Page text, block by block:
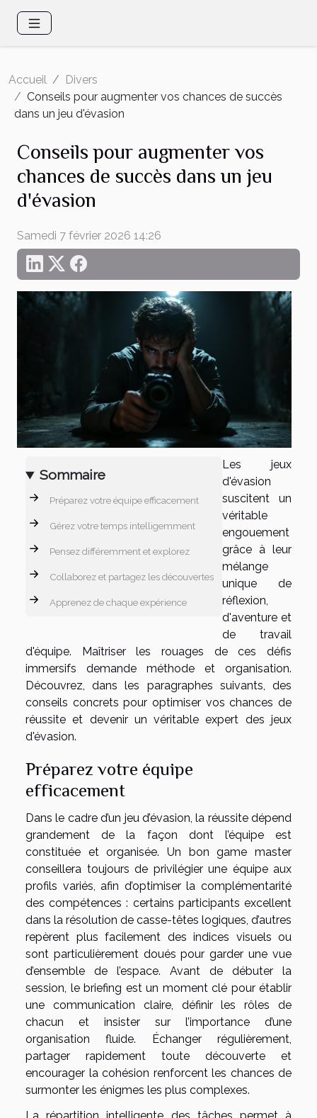
Accueil
Divers
Conseils pour augmenter vos chances de succès
dans un jeu d'évasion
Conseils pour augmenter vos
chances de succès dans un jeu
d'évasion
Samedi 7 février 2026 14:26
Sommaire
Préparez votre équipe efficacement
Gérez votre temps intelligemment
Pensez différemment et explorez
Collaborez et partagez les découvertes
Apprenez de chaque expérience
Les jeux
d'évasion
suscitent un
véritable
engouement
grâce à leur
mélange
unique de
réflexion,
d'aventure et
de travail
d'équipe. Maîtriser les rouages de ces défis
immersifs demande méthode et organisation.
Découvrez, dans les paragraphes suivants, des
conseils concrets pour optimiser vos chances de
réussite et devenir un véritable expert des jeux
d'évasion.
Préparez votre équipe
efficacement
Dans le cadre d’un jeu d’évasion, la réussite dépend
grandement de la façon dont l’équipe est
constituée et organisée. Un bon game master
conseillera toujours de privilégier une équipe aux
profils variés, afin d’optimiser la complémentarité
des compétences : certains participants excellent
dans la résolution de casse-têtes logiques, d’autres
repèrent plus facilement des indices visuels ou
sont particulièrement doués pour garder une vue
d’ensemble de l’espace. Avant de débuter la
session, le briefing est un moment clé pour établir
une communication claire, définir les rôles de
chacun et insister sur l’importance d’une
organisation fluide. Échanger régulièrement,
partager rapidement toute découverte et
encourager la cohésion renforcent les chances de
surmonter les énigmes les plus complexes.